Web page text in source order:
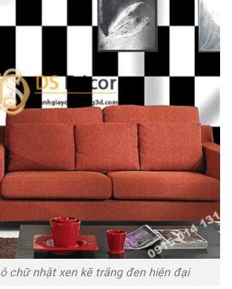
chữ nhật xen kẽ trắng đen hiện đại